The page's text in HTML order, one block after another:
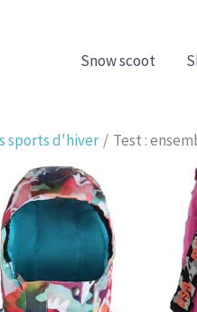
Snow scoot
sports d'hiver Test :